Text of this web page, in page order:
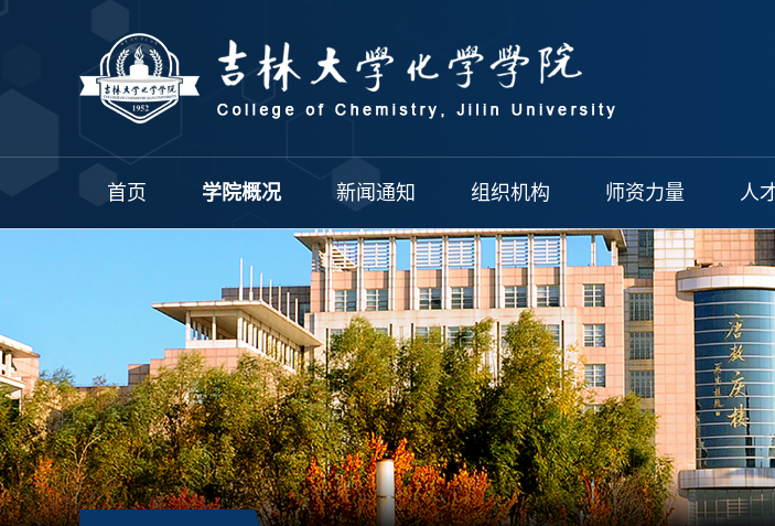
首页 学院概况 新闻通知 组织机构 师资力量 人